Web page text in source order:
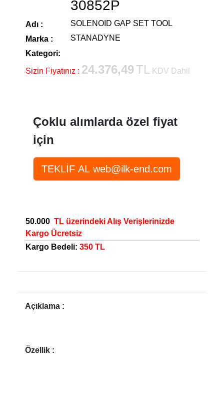
30852P
Adı :
SOLENOID GAP SET TOOL
Marka :
STANADYNE
Kategori:
Sizin Fiyatınız : 24.376,49 TL KDV Dahil
Çoklu alımlarda özel fiyat
için
50.000 TL üzerindeki Alış Verişlerinizde
Kargo Ücretsiz
Kargo Bedeli: 350 TL
Açıklama :
Özellik :